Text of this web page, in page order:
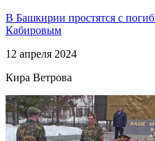
В Башкирии простятся с
Кабировым
12 апреля 2024
Кира Ветрова